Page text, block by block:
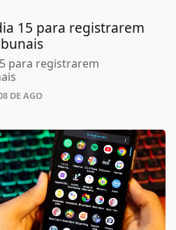
15 para registrarem
para registrarem
DE AGO